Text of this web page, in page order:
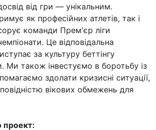
від гри — унікальним.
як професійних атлетів, так і
команди Прем'єр ліги
Це відповідальна
за культуру беттінгу
Ми також інвестуємо в боротьбу із
здолати кризисні ситуації,
вікових обмежень для
проект: